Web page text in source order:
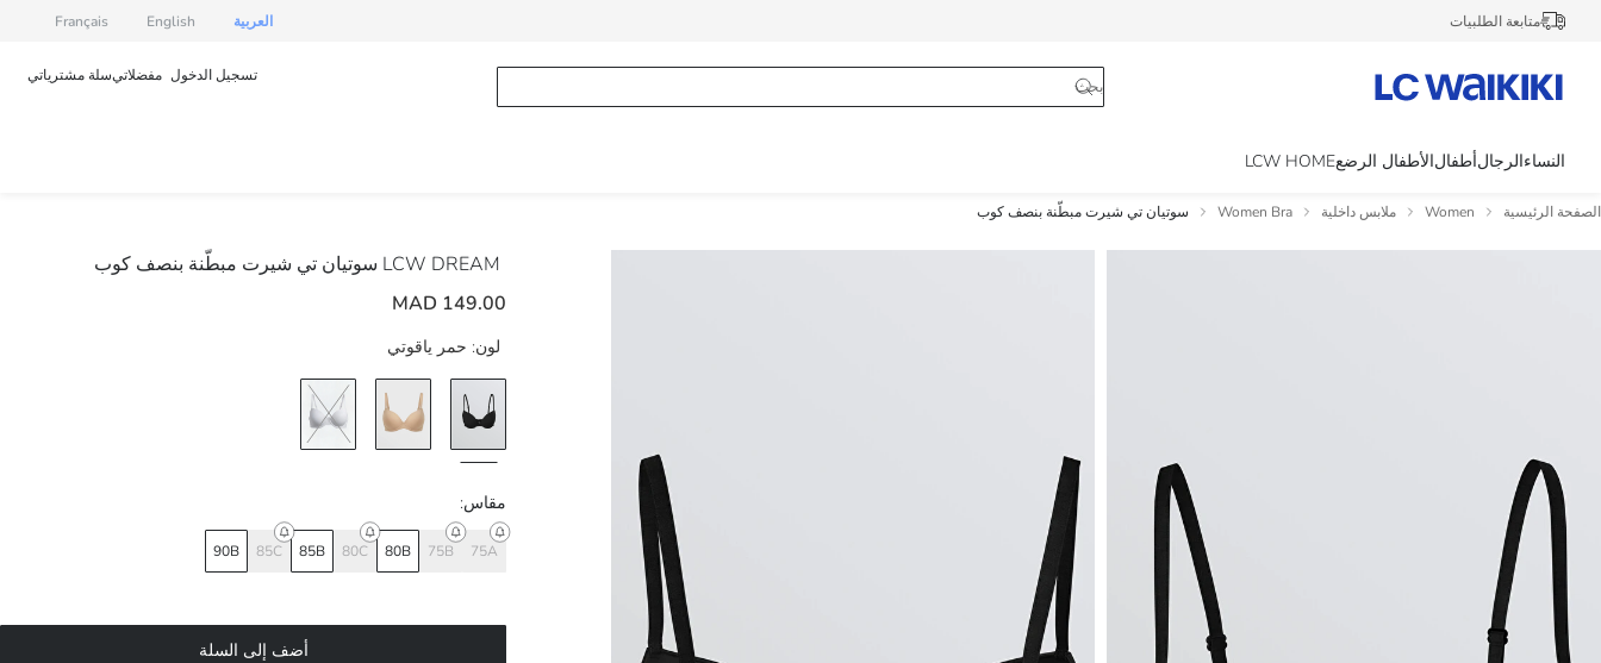
متابعة الطلبيات العربية English
Français
تسجيل الدخول مفضلاتيسلة مشترياتي
النساءالرجالأطفالالأطفال الرضعLCW HOME
الصفحة الرئيسية Women ملابس داخلية Women Bra سوتيان تي شيرت مبطّنة بنصف كوب
LCW DREAM سوتيان تي شيرت مبطّنة بنصف كوب
149.00 MAD
لون: حمر ياقوتي
مقاس:
75A
75B
80B
80C
85B
85C
90B
أضف إلى السلة